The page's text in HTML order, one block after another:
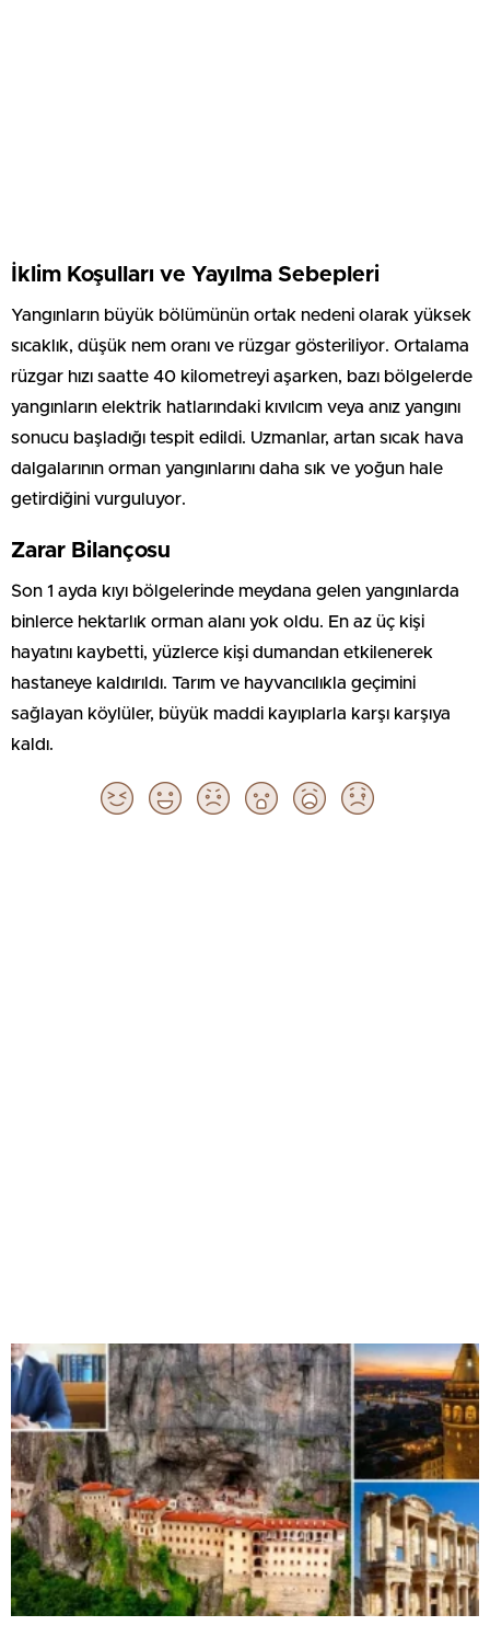
İklim Koşulları ve Yayılma Sebepleri
Yangınların büyük bölümünün ortak nedeni olarak yüksek
sıcaklık, düşük nem oranı ve rüzgar gösteriliyor. Ortalama
rüzgar hızı saatte 40 kilometreyi aşarken, bazı bölgelerde
yangınların elektrik hatlarındaki kıvılcım veya anız yangını
sonucu başladığı tespit edildi. Uzmanlar, artan sıcak hava
dalgalarının orman yangınlarını daha sık ve yoğun hale
getirdiğini vurguluyor.
Zarar Bilançosu
Son 1 ayda kıyı bölgelerinde meydana gelen yangınlarda
binlerce hektarlık orman alanı yok oldu. En az üç kişi
hayatını kaybetti, yüzlerce kişi dumandan etkilenerek
hastaneye kaldırıldı. Tarım ve hayvancılıkla geçimini
sağlayan köylüler, büyük maddi kayıplarla karşı karşıya
kaldı.